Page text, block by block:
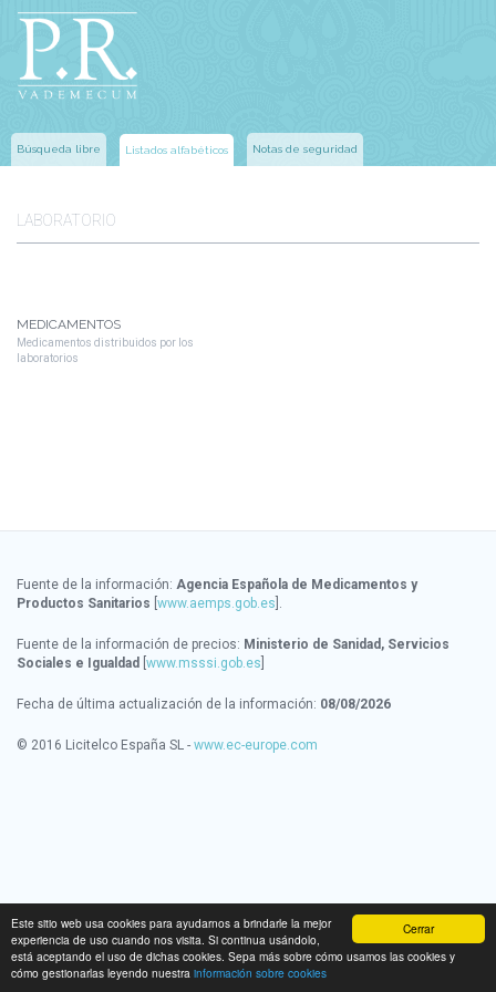
Cerrar
Este sitio web usa cookies para ayudarnos a brindarle la mejor
experiencia de uso cuando nos visita. Si continua usándolo,
está aceptando el uso de dichas cookies. Sepa más sobre cómo usamos las cookies y
cómo gestionarlas leyendo nuestra información sobre cookies
Búsqueda libre Listados alfabéticos Notas de seguridad
LABORATORIO
MEDICAMENTOS
Medicamentos distribuidos por los
laboratorios
Fuente de la información: Agencia Española de Medicamentos y
Productos Sanitarios www.aemps.gob.es ].
Fuente de la información de precios: Ministerio de Sanidad, Servicios
Sociales e Igualdad www.msssi.gob.es
Fecha de última actualización de la información: 08/08/2026
© 2016 Licitelco España SL - www.ec-europe.com